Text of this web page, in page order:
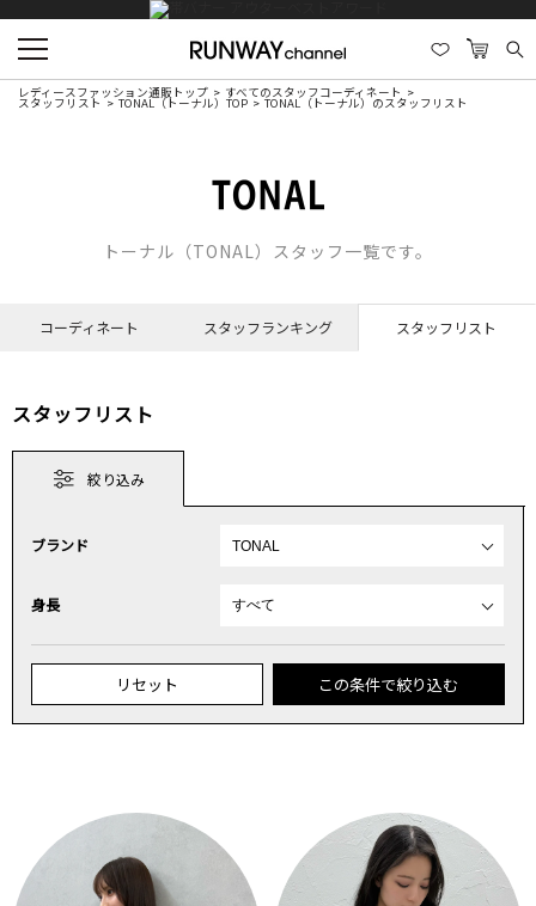
レディースファッション通販トップ すべてのスタッフコーディネート
スタッフリスト TONAL（トーナル）TOP TONAL（トーナル）のスタッフリスト
トーナル（TONAL）スタッフ一覧です。
コーディネート スタッフランキング スタッフリスト
スタッフリスト
絞り込み
ブランド
身長
リセット この条件で絞り込む